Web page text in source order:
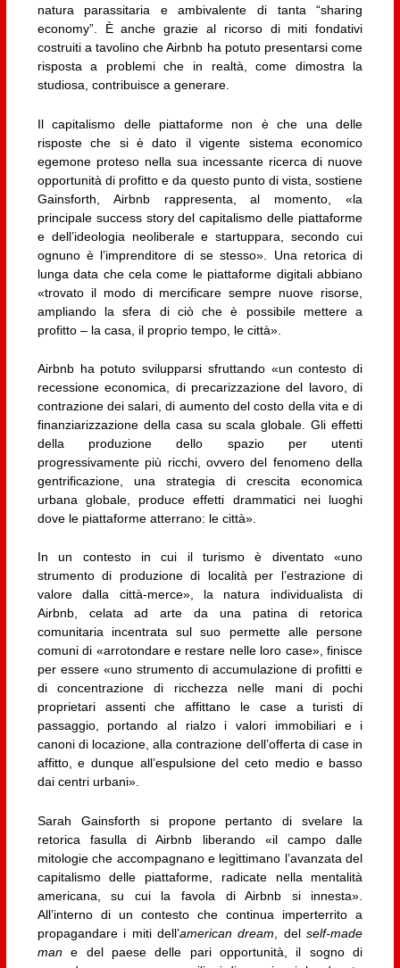
natura parassitaria e ambivalente di tanta “sharing
economy”. È anche grazie al ricorso di miti fondativi
costruiti a tavolino che Airbnb ha potuto presentarsi come
risposta a problemi che in realtà, come dimostra la
studiosa, contribuisce a generare.
Il capitalismo delle piattaforme non è che una delle
risposte che si è dato il vigente sistema economico
egemone proteso nella sua incessante ricerca di nuove
opportunità di profitto e da questo punto di vista, sostiene
Gainsforth, Airbnb rappresenta, al momento, «la
principale success story del capitalismo delle piattaforme
e dell’ideologia neoliberale e startuppara, secondo cui
ognuno è l’imprenditore di se stesso». Una retorica di
lunga data che cela come le piattaforme digitali abbiano
«trovato il modo di mercificare sempre nuove risorse,
ampliando la sfera di ciò che è possibile mettere a
profitto – la casa, il proprio tempo, le città».
Airbnb ha potuto svilupparsi sfruttando «un contesto di
recessione economica, di precarizzazione del lavoro, di
contrazione dei salari, di aumento del costo della vita e di
finanziarizzazione della casa su scala globale. Gli effetti
della produzione dello spazio per utenti
progressivamente più ricchi, ovvero del fenomeno della
gentrificazione, una strategia di crescita economica
urbana globale, produce effetti drammatici nei luoghi
dove le piattaforme atterrano: le città».
In un contesto in cui il turismo è diventato «uno
strumento di produzione di località per l’estrazione di
valore dalla città-merce», la natura individualista di
Airbnb, celata ad arte da una patina di retorica
comunitaria incentrata sul suo permette alle persone
comuni di «arrotondare e restare nelle loro case», finisce
per essere «uno strumento di accumulazione di profitti e
di concentrazione di ricchezza nelle mani di pochi
proprietari assenti che affittano le case a turisti di
passaggio, portando al rialzo i valori immobiliari e i
canoni di locazione, alla contrazione dell’offerta di case in
affitto, e dunque all’espulsione del ceto medio e basso
dai centri urbani».
Sarah Gainsforth si propone pertanto di svelare la
retorica fasulla di Airbnb liberando «il campo dalle
mitologie che accompagnano e legittimano l’avanzata del
capitalismo delle piattaforme, radicate nella mentalità
americana, su cui la favola di Airbnb si innesta».
All’interno di un contesto che continua imperterrito a
propagandare i miti dell’american dream , delself-made
mane del paese delle pari opportunità, il sogno di